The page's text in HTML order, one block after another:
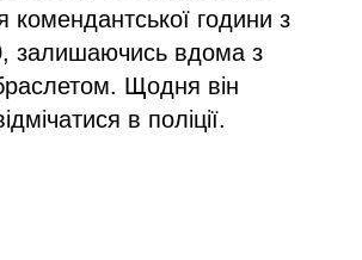
комендантської години з
залишаючись вдома з
Щодня він
в поліції.